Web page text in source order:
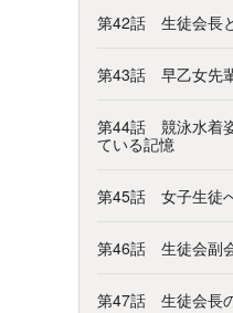
第42話 生徒会長
第43話 早乙女先
第44話 競泳水着
ている記憶
第45話 女子生徒
第46話 生徒会副
第47話 生徒会長